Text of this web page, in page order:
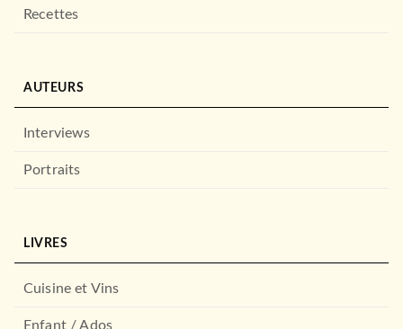
Recettes
AUTEURS
Interviews
Portraits
LIVRES
Cuisine et Vins
Enfant / Ados